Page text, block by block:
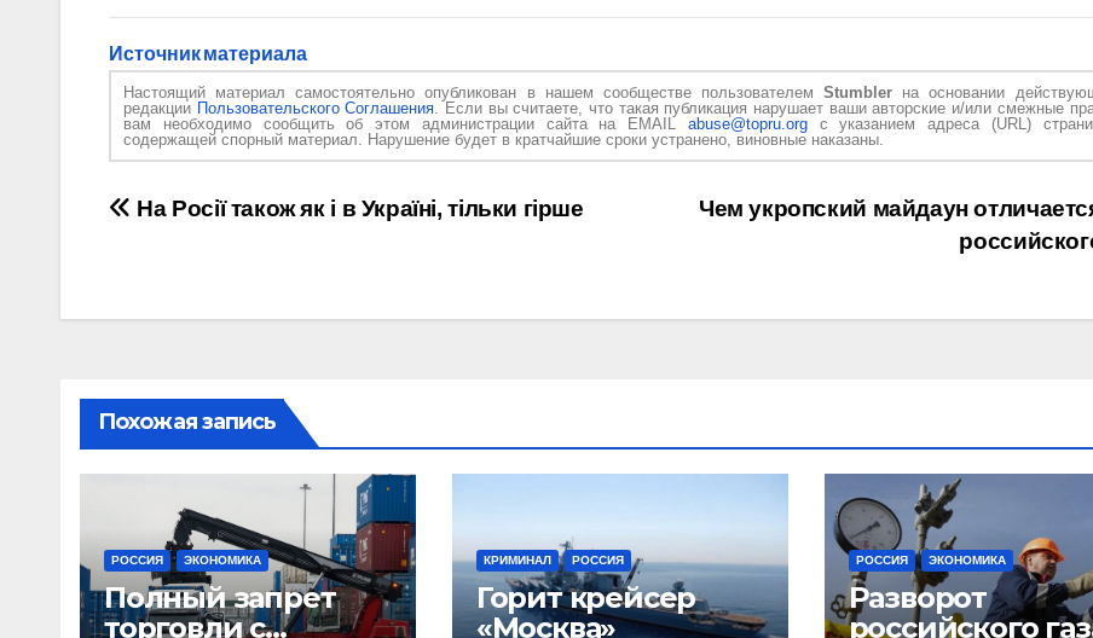
Источник материала
Настоящий материал самостоятельно опубликован в нашем сообществе пользователемStumbler на основании
редакции Пользовательского Соглашения. Если вы считаете, что такая публикация нарушает ваши авторские и/или смежные
вам необходимо сообщить об этом администрации сайта на EMAIL abuse@topru.orgс указанием адреса (URL)
содержащей спорный материал. Нарушение будет в кратчайшие сроки устранено, виновные наказаны.
Навигация
записям
Чем укропский майдаун
На Росії також як і в Україні, тільки гірше
Похожая запись
РОССИЯ ЭКОНОМИКА
Полный запрет
торговли с
КРИМИНАЛ РОССИЯ
Горит крейсер
«Москва»
РОССИЯ ЭКОНОМИКА
Разворот
российского